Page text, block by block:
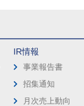
IR情報
事業報告書
招集通知
月次売上動向